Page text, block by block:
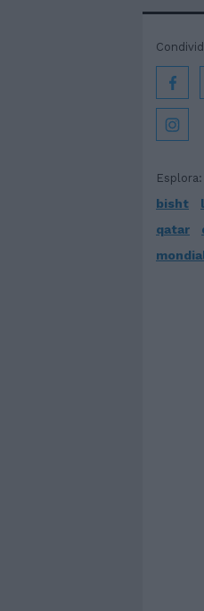
Esplora:
bisht
qatar